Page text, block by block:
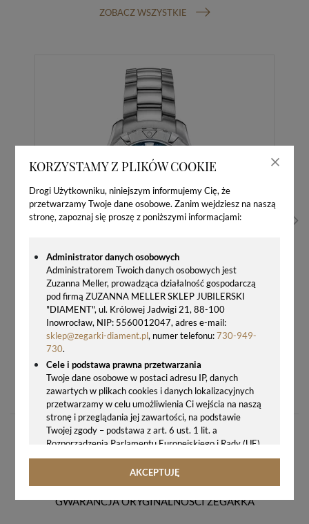
KORZYSTAMY Z PLIKÓW COOKIE
Drogi Użytkowniku, niniejszym informujemy Cię, że
przetwarzamy Twoje dane osobowe. Zanim wejdziesz na naszą
stronę, zapoznaj się proszę z poniższymi informacjami:
Administrator danych osobowych
Administratorem Twoich danych osobowych jest
Zuzanna Meller, prowadząca działalność gospodarczą
pod firmą ZUZANNA MELLER SKLEP JUBILERSKI
"DIAMENT", ul. Królowej Jadwigi 21, 88-100
Inowrocław, NIP: 5560012047, adres e-mail:
sklep@zegarki-diament.pl, numer telefonu:730-949-
730.
Cele i podstawa prawna przetwarzania
Twoje dane osobowe w postaci adresu IP, danych
zawartych w plikach cookies i danych lokalizacyjnych
przetwarzamy w celu umożliwienia Ci wejścia na naszą
stronę i przeglądania jej zawartości, na podstawie
Twojej zgody – podstawa z art. 6 ust. 1 lit. a
Rozporządzenia Parlamentu Europejskiego i Rady (UE)
2016/679 z 27.04.2016 r. w sprawie ochrony osób
fizycznych w związku z przetwarzaniem danych
rozporządzenie o ochronie danych, tj. RODO).
AKCEPTUJĘ
ZOBACZ WSZYSTKIE
2590,00 zł
GWARANCJA ORYGINALNOŚCI ZEGARKA